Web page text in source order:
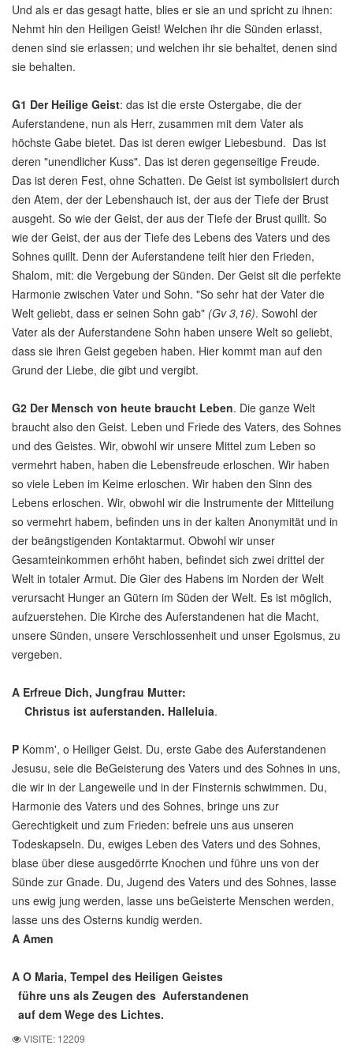
Und als er das gesagt hatte, blies er sie an und spricht zu ihnen:
Nehmt hin den Heiligen Geist! Welchen ihr die Sünden erlasst,
denen sind sie erlassen; und welchen ihr sie behaltet, denen sind
sie behalten.
G1 Der Heilige Geist: das ist die erste Ostergabe, die der
Auferstandene, nun als Herr, zusammen mit dem Vater als
höchste Gabe bietet. Das ist deren ewiger Liebesbund. Das ist
deren "unendlicher Kuss". Das ist deren gegenseitige Freude.
Das ist deren Fest, ohne Schatten. De Geist ist symbolisiert durch
den Atem, der der Lebenshauch ist, der aus der Tiefe der Brust
ausgeht. So wie der Geist, der aus der Tiefe der Brust quillt. So
wie der Geist, der aus der Tiefe des Lebens des Vaters und des
Sohnes quillt. Denn der Auferstandene teilt hier den Frieden,
Shalom, mit: die Vergebung der Sünden. Der Geist sit die perfekte
Harmonie zwischen Vater und Sohn. "So sehr hat der Vater die
Welt geliebt, dass er seinen Sohn gab" (Gv 3,16). Sowohl der
Vater als der Auferstandene Sohn haben unsere Welt so geliebt,
dass sie ihren Geist gegeben haben. Hier kommt man auf den
Grund der Liebe, die gibt und vergibt.
G2 Der Mensch von heute braucht Leben. Die ganze Welt
braucht also den Geist. Leben und Friede des Vaters, des Sohnes
und des Geistes. Wir, obwohl wir unsere Mittel zum Leben so
vermehrt haben, haben die Lebensfreude erloschen. Wir haben
so viele Leben im Keime erloschen. Wir haben den Sinn des
Lebens erloschen. Wir, obwohl wir die Instrumente der Mitteilung
so vermehrt habem, befinden uns in der kalten Anonymität und in
der beängstigenden Kontaktarmut. Obwohl wir unser
Gesamteinkommen erhöht haben, befindet sich zwei drittel der
Welt in totaler Armut. Die Gier des Habens im Norden der Welt
verursacht Hunger an Gütern im Süden der Welt. Es ist möglich,
aufzuerstehen. Die Kirche des Auferstandenen hat die Macht,
unsere Sünden, unsere Verschlossenheit und unser Egoismus, zu
vergeben.
A Erfreue Dich, Jungfrau Mutter:
Christus ist auferstanden. Halleluia.
P Komm', o Heiliger Geist. Du, erste Gabe des Auferstandenen
Jesusu, seie die BeGeisterung des Vaters und des Sohnes in uns,
die wir in der Langeweile und in der Finsternis schwimmen. Du,
Harmonie des Vaters und des Sohnes, bringe uns zur
Gerechtigkeit und zum Frieden: befreie uns aus unseren
Todeskapseln. Du, ewiges Leben des Vaters und des Sohnes,
blase über diese ausgedörrte Knochen und führe uns von der
Sünde zur Gnade. Du, Jugend des Vaters und des Sohnes, lasse
uns ewig jung werden, lasse uns beGeisterte Menschen werden,
lasse uns des Osterns kundig werden.
A Amen
A O Maria, Tempel des Heiligen Geistes
führe uns als Zeugen des Auferstandenen
auf dem Wege des Lichtes.
VISITE: 12209